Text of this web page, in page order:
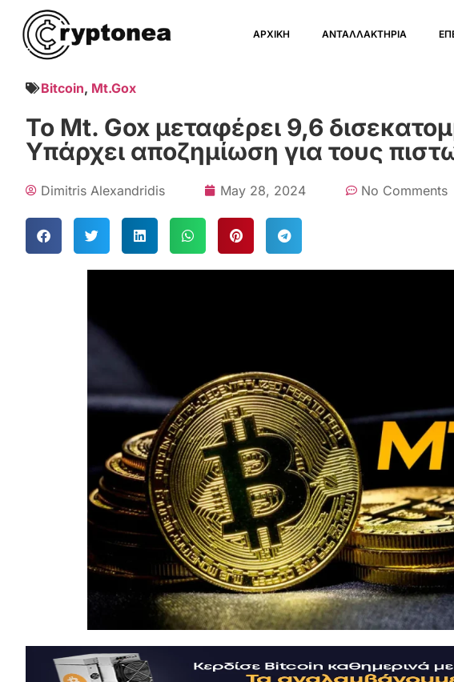
ΑΡΧΙΚΗ ΑΝΤΑΛΛΑΚΤΗΡΙΑ
Bitcoin, Mt.Gox
Το Mt. Gox μεταφέρει 9,6
Υπάρχει αποζημίωση για τους
Dimitris Alexandridis May 28, 2024 No Comments